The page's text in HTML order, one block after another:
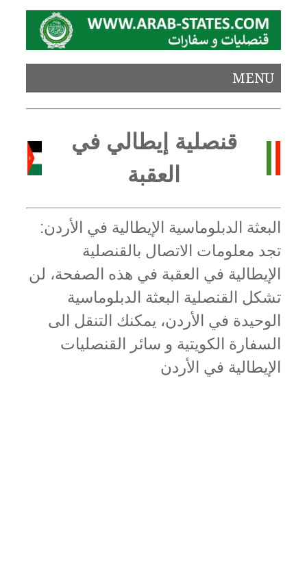
MENU
قنصلية إيطالي في
العقبة
البعثة الدبلوماسية الإيطالية في الأردن:
تجد معلومات الاتصال بالقنصلية
الإيطالية في العقبة في هذه الصفحة، لن
تشكل القنصلية البعثة الدبلوماسية
الوحيدة في الأردن، يمكنك التنقل الى
السفارة الكويتية و سائر القنصليات
الإيطالية في الأردن